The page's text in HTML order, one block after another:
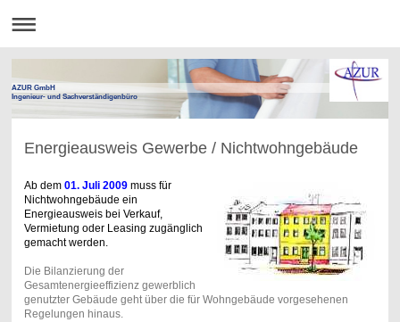
AZUR GmbH
Ingenieur- und Sachverständigenbüro
Energieausweis Gewerbe / Nichtwohngebäude
Ab dem 01. Juli 2009muss für
Nichtwohngebäude ein
Energieausweis bei Verkauf,
Vermietung oder Leasing zugänglich
gemacht werden.
Die Bilanzierung der
Gesamtenergieeffizienz gewerblich
genutzter Gebäude geht über die für Wohngebäude vorgesehenen
Regelungen hinaus.